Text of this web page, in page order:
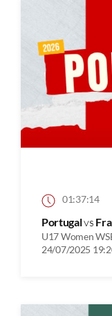
01:37:14
Portugalvs
U17 Women
24/07/2025